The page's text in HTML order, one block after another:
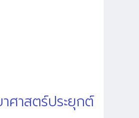
าสตร์ประยุกต์